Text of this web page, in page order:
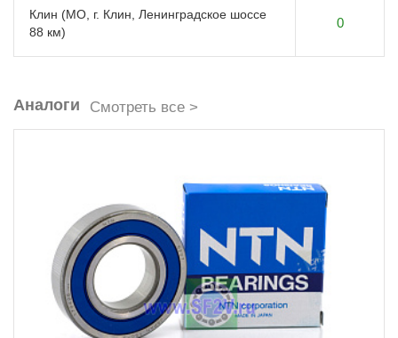
Клин (МО, г. Клин, Ленинградское шоссе
88 км)
0
Аналоги Смотреть все >